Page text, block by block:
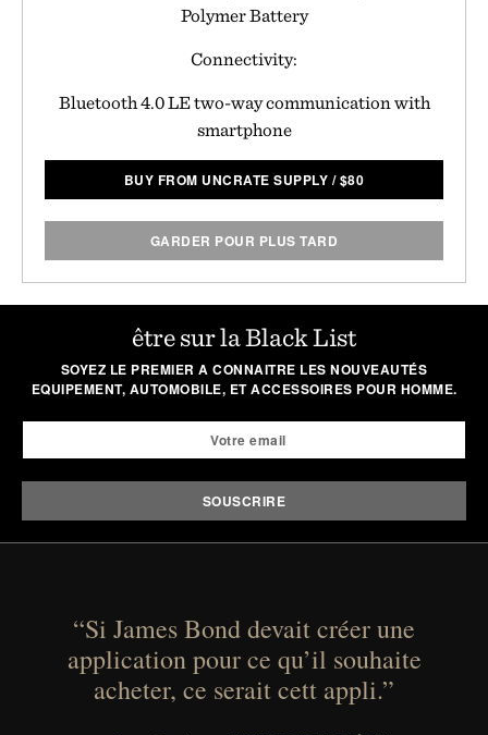
Polymer Battery
Connectivity:
Bluetooth 4.0 LE two-way communication with
smartphone
BUY FROM UNCRATE SUPPLY /$80
GARDER POUR PLUS TARD
être sur la Black List
SOYEZ LE PREMIER A CONNAITRE LES NOUVEAUTÉS
EQUIPEMENT, AUTOMOBILE, ET ACCESSOIRES POUR HOMME.
“Si James Bond devait créer une
application pour ce qu’il souhaite
acheter, ce serait cett appli.”